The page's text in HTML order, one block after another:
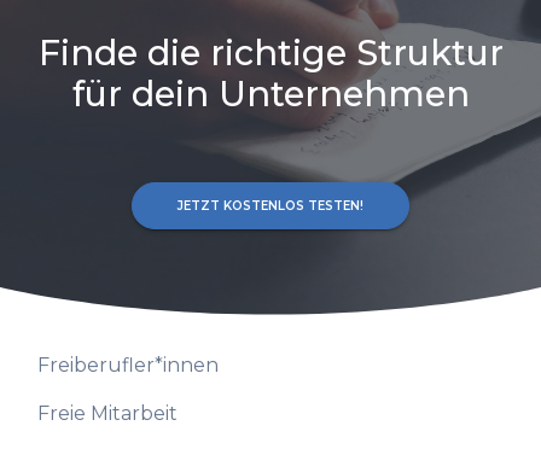
Finde die richtige Struktur
für dein Unternehmen
JETZT KOSTENLOS TESTEN!
Freiberufler*innen
Freie Mitarbeit